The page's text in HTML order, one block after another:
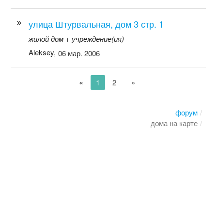
улица Штурвальная, дом 3 стр. 1
жилой дом + учреждение(ия)
Aleksey, 06 мар. 2006
« 1 2 »
форум
дома на карте